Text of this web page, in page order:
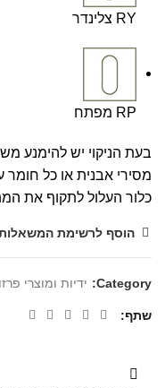
RY צלינדר
RP מפתח
בעת הניקוי יש להימנע
מסירי אבנית או כל חומר
כלור העלול לתקוף את
הוסף לרשימת
Category: ידיות ומוצרי
שתף